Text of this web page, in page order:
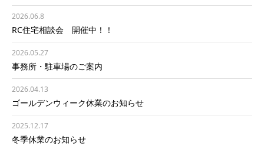
2026.06.8
RC住宅相談会 開催中！！
2026.05.27
事務所・駐車場のご案内
2026.04.13
ゴールデンウィーク休業のお知らせ
2025.12.17
冬季休業のお知らせ